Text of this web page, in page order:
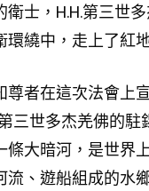
士，H.H.第三世
繞中，走上了紅
者在這次法會
三世多杰羌佛的
大暗河，是世
流、遊船組成的